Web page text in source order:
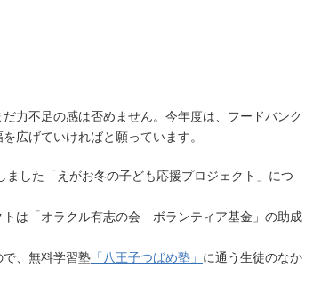
力不足の感は否めません。今年度は、フードバンク
広げていければと願っています。
した「えがお冬の子ども応援プロジェクト」につ
は「オラクル有志の会 ボランティア基金」の助成
、無料学習塾 「八王子つばめ塾」 に通う生徒のなか